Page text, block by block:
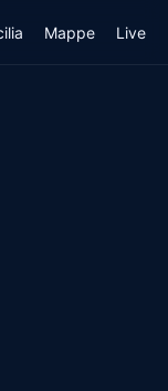
Mappe Live